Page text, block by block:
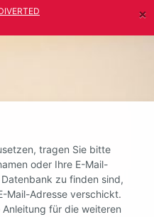
×
tragen Sie bitte
oder Ihre E-Mail-
zu finden sind,
Mail-Adresse verschickt.
für die weiteren